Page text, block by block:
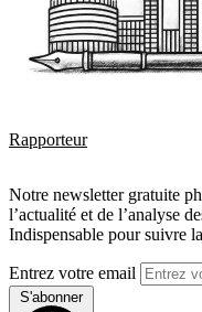
Rapporteur
Notre newsletter gratuite
l’actualité et de l’analyse
Indispensable pour suivre
Entrez votre email
S'abonner